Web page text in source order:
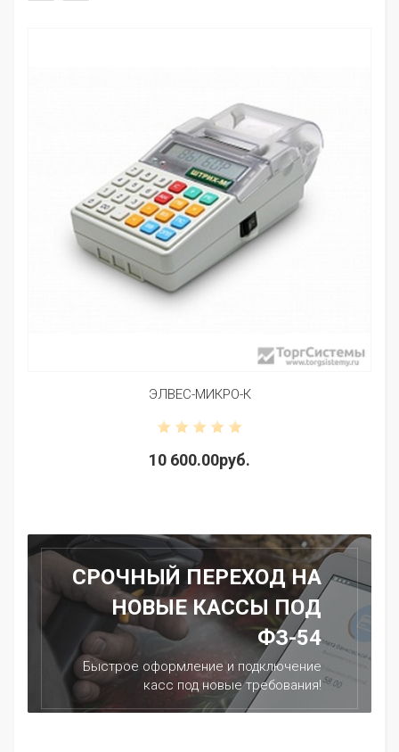
ЭЛВЕС-МИКРО-К
10 600.00руб.
СРОЧНЫЙ ПЕРЕХОД НА
НОВЫЕ КАССЫ ПОД
ФЗ-54
Быстрое оформление и подключение
касс под новые требования!